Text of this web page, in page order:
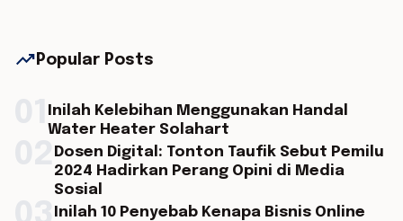
trending_up Popular Posts
Inilah Kelebihan Menggunakan Handal
Water Heater Solahart
Dosen Digital: Tonton Taufik Sebut Pemilu
2024 Hadirkan Perang Opini di Media
Sosial
Inilah 10 Penyebab Kenapa Bisnis Online